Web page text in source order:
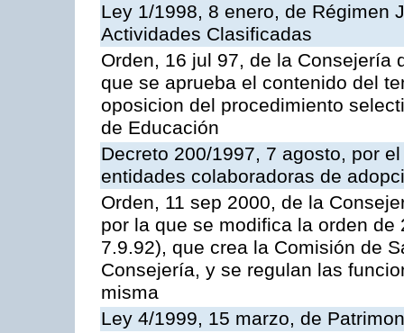
Ley 1/1998, 8 enero, de Régimen
Actividades Clasificadas
Orden, 16 jul 97, de la Consejería
que se aprueba el contenido del
oposicion del procedimiento
de Educación
Decreto 200/1997, 7 agosto, por
entidades colaboradoras de
Orden, 11 sep 2000, de la
por la que se modifica la orden
7.9.92), que crea la Comisión de
Consejería, y se regulan las
misma
Ley 4/1999, 15 marzo, de